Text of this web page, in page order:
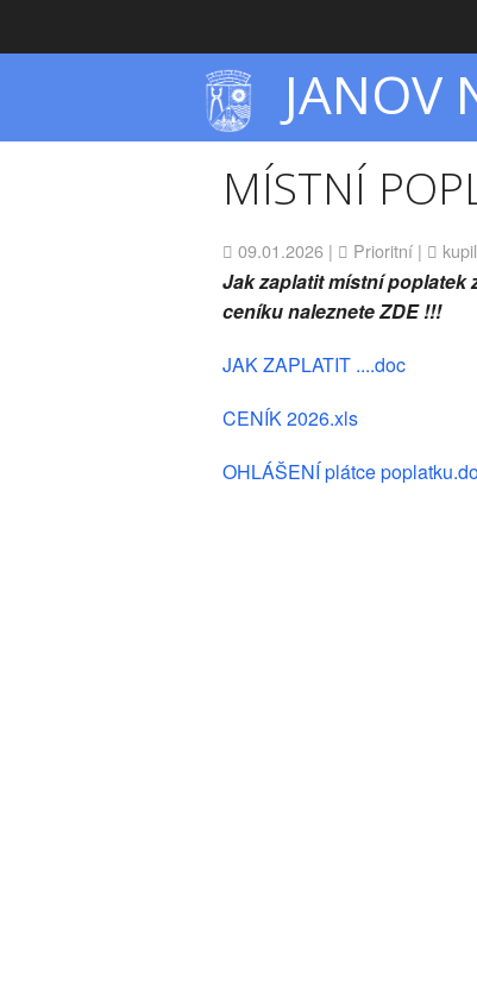
JANOV
MÍSTNÍ
09.01.2026 | Prioritní |
Jak zaplatit místní poplatek
ceníku naleznete ZDE !!!
JAK ZAPLATIT ....doc
CENÍK 2026.xls
OHLÁŠENÍ plátce